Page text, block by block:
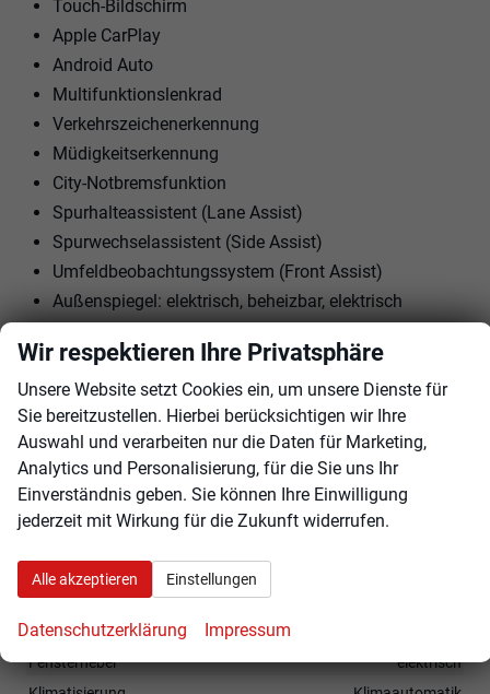
Touch-Bildschirm
Apple CarPlay
Android Auto
Multifunktionslenkrad
Verkehrszeichenerkennung
Müdigkeitserkennung
City-Notbremsfunktion
Spurhalteassistent (Lane Assist)
Spurwechselassistent (Side Assist)
Umfeldbeobachtungssystem (Front Assist)
Außenspiegel: elektrisch, beheizbar, elektrisch
Dachreling Schwarz
Rückfahrkamera
Parksensoren hinten
16"" LM-Felgen mit Reifen 195/65R16
LED-Scheinwerfer
LED-Lichtband vorne
Tempolimitassistent
Digitales Cockpit
Innen
Fensterheber
elektrisch
Wir respektieren Ihre Privatsphäre
Unsere Website setzt Cookies ein, um unsere Dienste für
Sie bereitzustellen. Hierbei berücksichtigen wir Ihre
Auswahl und verarbeiten nur die Daten für Marketing,
Analytics und Personalisierung, für die Sie uns Ihr
Einverständnis geben. Sie können Ihre Einwilligung
jederzeit mit Wirkung für die Zukunft widerrufen.
Alle akzeptieren Einstellungen
Datenschutzerklärung Impressum